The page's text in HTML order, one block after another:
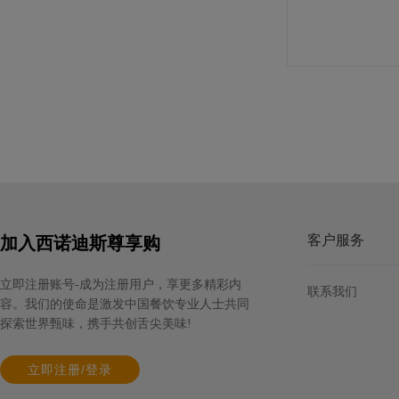
规格: 6盒×470克（312片） / 箱
加入西诺迪斯尊享购
立即注册账号-成为注册用户，享更多精彩内
容。我们的使命是激发中国餐饮专业人士共同
探索世界甄味，携手共创舌尖美味!
立即注册/登录
客户服务
联系我们